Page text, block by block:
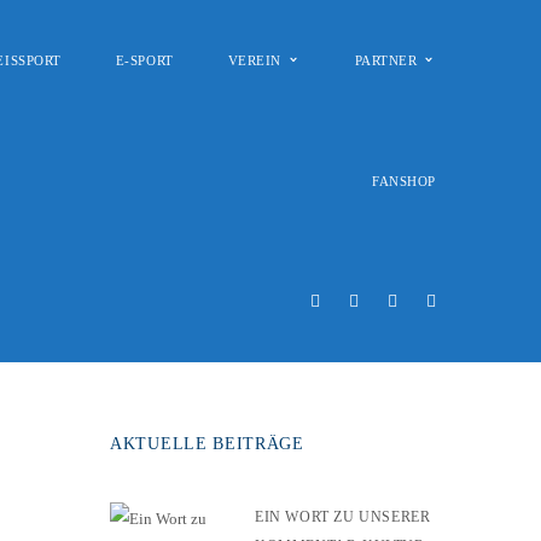
E-SPORT VEREIN PARTNER
FANSHOP
AKTUELLE BEITRÄGE
EIN WORT ZU UNSERER